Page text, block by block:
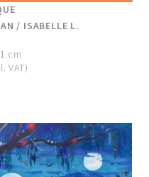
/ ISABELLE L.
cm
VAT)